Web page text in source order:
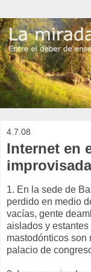
4.7.08
Internet en
1. En la sede de
perdido en medio
vacías, gente
aislados y
mastodónticos son
palacio de